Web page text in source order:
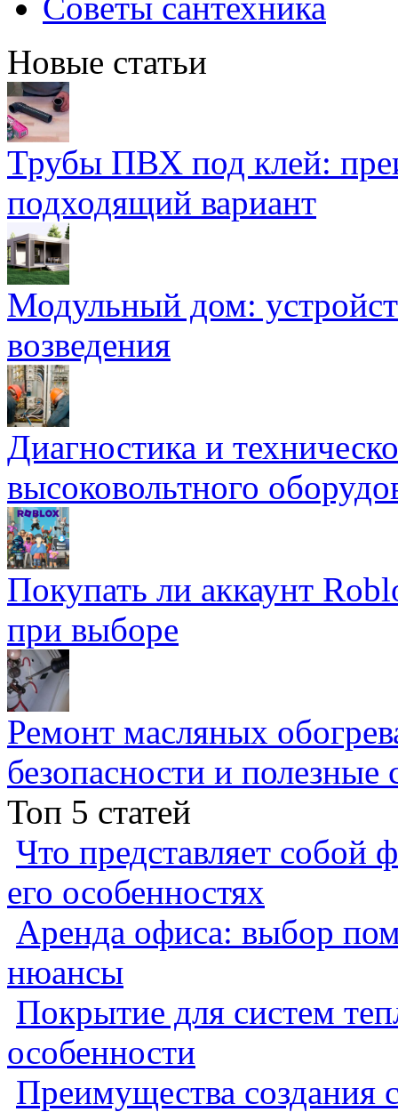
Новые статьи
Трубы ПВХ под клей:
подходящий вариант
Модульный дом:
возведения
Диагностика и
высоковольтного
Покупать ли аккаунт
при выборе
Ремонт масляных
безопасности и полезные
Топ 5 статей
Что представляет собой
его особенностях
Аренда офиса: выбор
нюансы
Покрытие для систем
особенности
Преимущества создания